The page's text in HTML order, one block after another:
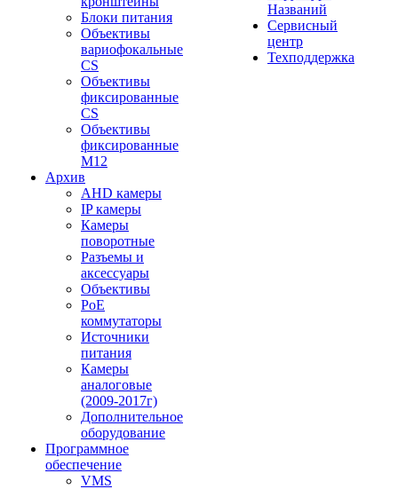
Блоки питания
Объективы
вариофокальные
CS
Объективы
фиксированные
CS
Объективы
фиксированные
М12
Архив
AHD камеры
IP камеры
Камеры
поворотные
Разъемы и
аксессуары
Объективы
PoE
коммутаторы
Источники
питания
Камеры
аналоговые
(2009-2017г)
Дополнительное
оборудование
Программное
обеспечение
VMS
Названий
Сервисный
центр
Техподдержка